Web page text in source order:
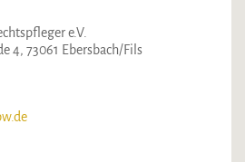
e.V.
4, 73061 Ebersbach/Fils